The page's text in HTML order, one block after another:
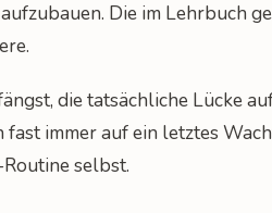
Die im Lehrbuch
die tatsächliche Lücke
fast immer auf ein letztes
selbst.